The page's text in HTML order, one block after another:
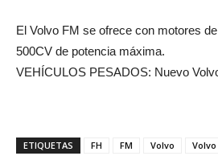
El Volvo FM se ofrece con motores
500CV de potencia máxima.
VEHÍCULOS PESADOS: Nuevo
ETIQUETAS FH FM Volvo